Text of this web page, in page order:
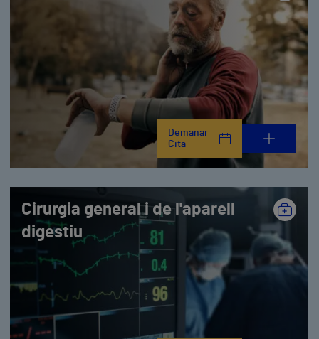
Demanar
Cita
Cirurgia general i de l'aparell
digestiu